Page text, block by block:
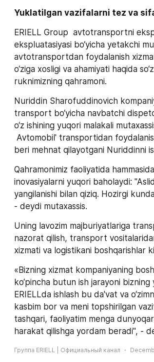
Yuklatilgan vazifalarni tez va
ERIELL Group  avtotransportni
ekspluatasiyasi bo‘yicha yetakchi
avtotransportdan foydalanish
o‘ziga xosligi va ahamiyati haqida
ruknimizning qahramoni.
Nuriddin Sharofuddinovich
transport bo‘yicha navbatchi
o‘z ishining yuqori malakali
beri mehnat qilayotgani Nuriddinni
Qahramonimiz faoliyatida
inovasiyalarni yuqori baholaydi:
yangilanishi bilan qiziq. Hozirgi
- deydi mutaxassis.
Uning lavozim majburiyatlariga
nazorat qilish, transport
xizmati va logistikani boshqarishlar
«Bizning xizmat kompaniyaning
ko‘pincha butun ish jarayoni bizning
ERIELLda ishlash bu da'vat va
kasbim bor va meni topshirilgan
tashqari, faoliyatim menga
harakat qilishga yordam beradi", -
Группа ERIELL | Официальный канал